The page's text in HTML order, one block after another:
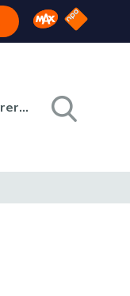
Omroep MAX
NPO
Registreren